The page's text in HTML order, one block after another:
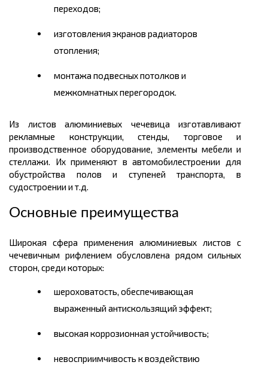
переходов;
изготовления экранов радиаторов
отопления;
монтажа подвесных потолков и
межкомнатных перегородок.
Из листов алюминиевых чечевица изготавливают
рекламные конструкции, стенды, торговое и
производственное оборудование, элементы мебели и
стеллажи. Их применяют в автомобилестроении для
обустройства полов и ступеней транспорта, в
судостроении и т.д.
Основные преимущества
Широкая сфера применения алюминиевых листов с
чечевичным рифлением обусловлена рядом сильных
сторон, среди которых:
шероховатость, обеспечивающая
выраженный антискользящий эффект;
высокая коррозионная устойчивость;
невосприимчивость к воздействию